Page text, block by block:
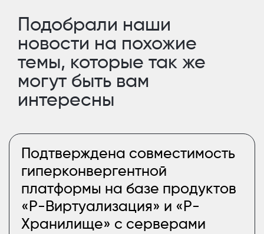
Подобрали наши
новости на похожие
темы, которые так же
могут быть вам
интересны
Подтверждена совместимость
гиперконвергентной
платформы на базе продуктов
«Р-Виртуализация» и «Р-
Хранилище» с серверами